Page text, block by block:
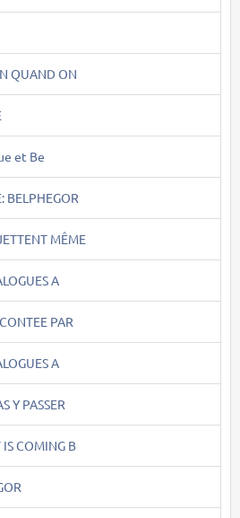
QUAND ON
et Be
BELPHEGOR
MÊME
A
PAR
A
Y PASSER
COMING B